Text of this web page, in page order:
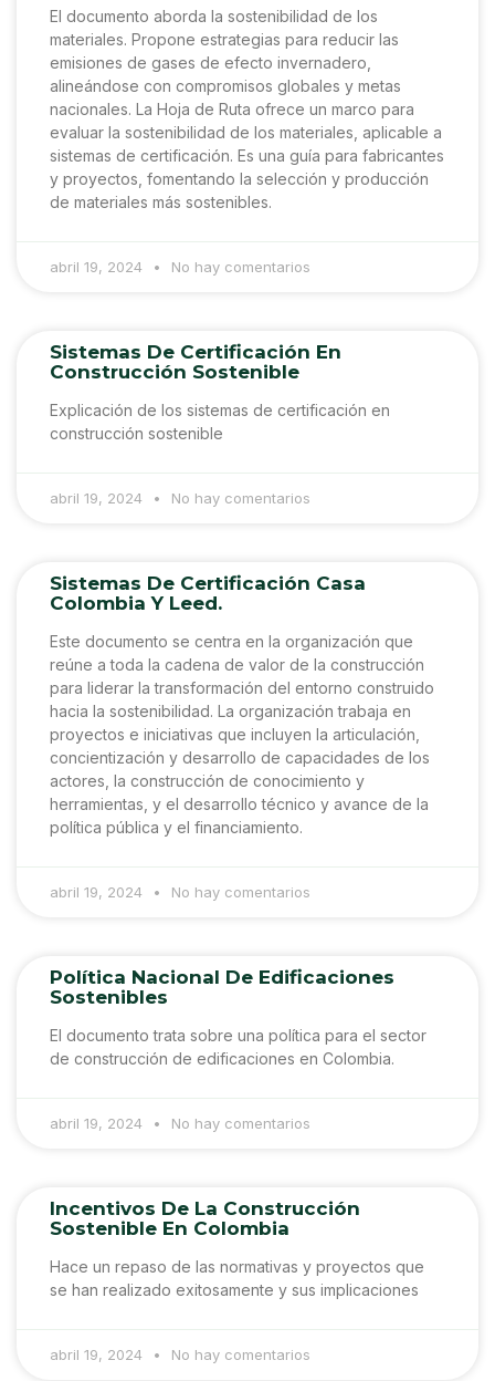
El documento aborda la sostenibilidad de los
materiales. Propone estrategias para reducir las
emisiones de gases de efecto invernadero,
alineándose con compromisos globales y metas
nacionales. La Hoja de Ruta ofrece un marco para
evaluar la sostenibilidad de los materiales, aplicable a
sistemas de certificación. Es una guía para fabricantes
y proyectos, fomentando la selección y producción
de materiales más sostenibles.
abril 19, 2024 No hay comentarios
Sistemas De Certificación En
Construcción Sostenible
Explicación de los sistemas de certificación en
construcción sostenible
abril 19, 2024 No hay comentarios
Sistemas De Certificación Casa
Colombia Y Leed.
Este documento se centra en la organización que
reúne a toda la cadena de valor de la construcción
para liderar la transformación del entorno construido
hacia la sostenibilidad. La organización trabaja en
proyectos e iniciativas que incluyen la articulación,
concientización y desarrollo de capacidades de los
actores, la construcción de conocimiento y
herramientas, y el desarrollo técnico y avance de la
política pública y el financiamiento.
abril 19, 2024 No hay comentarios
Política Nacional De Edificaciones
Sostenibles
El documento trata sobre una política para el sector
de construcción de edificaciones en Colombia.
abril 19, 2024 No hay comentarios
Incentivos De La Construcción
Sostenible En Colombia
Hace un repaso de las normativas y proyectos que
se han realizado exitosamente y sus implicaciones
abril 19, 2024 No hay comentarios